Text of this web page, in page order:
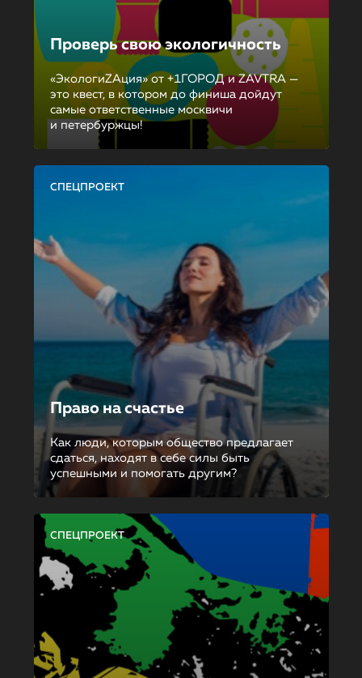
Проверь свою экологичность
«ЭкологиZAция» от +1ГОРОД и ZAVTRA —
это квест, в котором до финиша дойдут
самые ответственные москвичи
и петербуржцы!
СПЕЦПРОЕКТ
Право на счастье
Как люди, которым общество предлагает
сдаться, находят в себе силы быть
успешными и помогать другим?
СПЕЦПРОЕКТ